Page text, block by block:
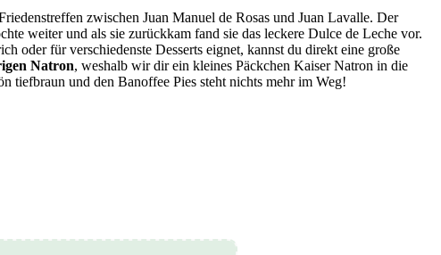
zwischen Juan Manuel de Rosas und Juan Lavalle. Der
weiter und als sie zurückkam fand sie das leckere Dulce de Leche vor.
oder für verschiedenste Desserts eignet, kannst du direkt eine große
Natron, weshalb wir dir ein kleines Päckchen Kaiser Natron in die
tiefbraun und den Banoffee Pies steht nichts mehr im Weg!